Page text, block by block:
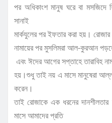
পর অধিকাংশ মানুষ ঘরে বা মসজিদে
সানাই
মার্কযুলের পর ইফতার করা হয়। রোজার
নামায়ের পর মুসলিমরা আল-কুরআন
এবং ঈদের আগের সপ্তাহে তারাবিহ
হয়।শুধু তাই নয় এ মাসে মানুষেরা
করেন।
তাই রোজাকে এক ধরনের
মাসে আমাদের প্রতি